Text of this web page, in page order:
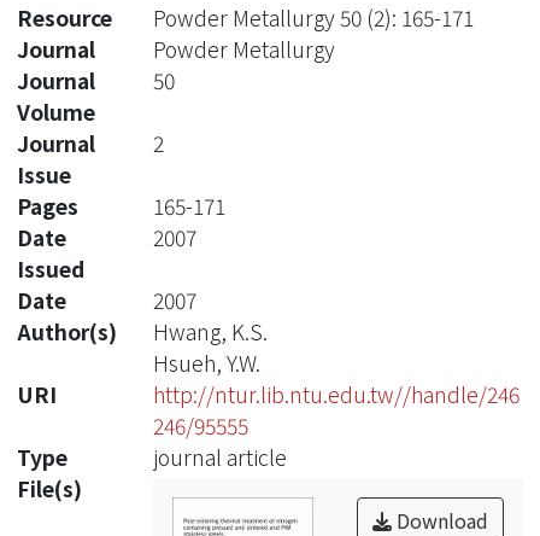
Resource
Powder Metallurgy 50 (2): 165-171
Journal
Powder Metallurgy
Journal
Volume
50
Journal
Issue
2
Pages
165-171
Date
Issued
2007
Date
2007
Author(s)
Hwang, K.S.
Hsueh, Y.W.
URI
http://ntur.lib.ntu.edu.tw//handle/246
246/95555
Type
journal article
File(s)
Download